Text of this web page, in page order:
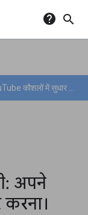
help search
अपने